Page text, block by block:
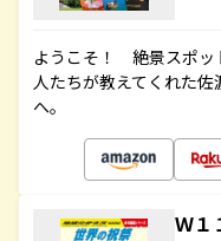
ようこそ！ 絶景スポッ
人たちが教えてくれた
へ。
Ｗ